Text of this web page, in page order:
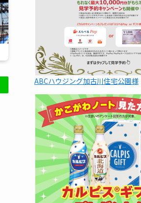
ABCハウジング加古川住宅公園様